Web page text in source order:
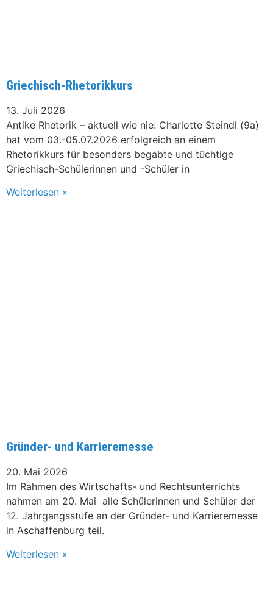
Griechisch-Rhetorikkurs
13. Juli 2026
Antike Rhetorik – aktuell wie nie: Charlotte Steindl (9a)
hat vom 03.-05.07.2026 erfolgreich an einem
Rhetorikkurs für besonders begabte und tüchtige
Griechisch-Schülerinnen und -Schüler in
Weiterlesen »
Gründer- und Karrieremesse
20. Mai 2026
Im Rahmen des Wirtschafts- und Rechtsunterrichts
nahmen am 20. Mai alle Schülerinnen und Schüler der
12. Jahrgangsstufe an der Gründer- und Karrieremesse
in Aschaffenburg teil.
Weiterlesen »